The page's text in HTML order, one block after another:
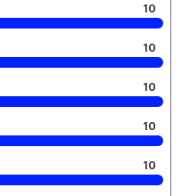
10
10
10
10
10